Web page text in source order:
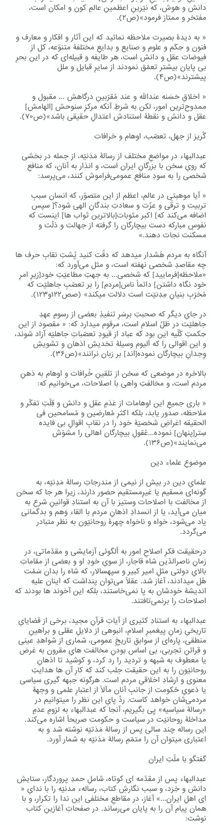
دانش و هوش، که نیّرینِ اعظمینِ عالمِ کون و امکان است،
مفتخر و ممتاز فرمود»(ص۲).
« به دیدۀ بصیرت ملاحظه نمائید که این آثار و افکار و معارف و
فنون و حِکَم و علوم و صنایع و بدایعِ مختلفۀ متنوّعه، کل از
فیوضات عقل و دانش است، هر طایفه و قبیله‌ای که در این بحرِ
بی پایان بیشتر تعمّق نمودند از سایرِ قبایل و ملل
پیشترند»(ص۴).
« اخلاقِ حَسَنه عندالله و عند مُقرّبینِ درگاهش ... مقبول و
ممدوح‌ترین امور، لکن به شرطِ آنکه مرکزِ سنوحش [الهامش]
عقل و دانش و نقطۀ استنادش اعتدالِ حقیقی باشد»(ص۷۰).
گُریز از جهل، تعصّب، اوهام و خرافات
عبدالبهاء در مواضعِ مختلف از رسالۀ مَدَنیّه، از جمله در بخشی
که رویِ سخن با بزرگانِ ایران است، و انذار به آنان، که منافعِ
شخصی را به سودِ منافعِ عمومی‌فراموش کنند، می‌پرسد:
« آیا موهبتی در عالم، اعظم از این متصوّر، که انسان سببِ
تربیت و ترقّی و عزّت و سعادتِ بندگانِ الهی شود؟[ سپس
اضافه می‌کند که] اکبر مثوبات[بالاترین ثواب ها] اینست که
نفوسِ مبارکه دست بیچارگان را گرفته از جهالت و ذلّت و
مسکنت نجات دهند.»
آنگاه به مردم هُشدار میدهد که دقّت کنید پُشتِ نقابِ حرف ها
چه مقاصدِ شخصی نهفته است، و مثل می‌آورد که:
«ملاحظه[فرمایید] که شخصی... به جهتِ مطاعیّتِ خود[زیرِ امرِ
خود نگاه داشتن] دائماً ناس[مردم] را بر تعصّبِ جاهلیّت که
مُخرّبِ بنیانِ مِدِنیّت است دلالت میکند» (صص۱۲۲و۱۲۳).
در جایِ دیگر که صحبتِ برسَرِ تنفیذِ بعضی از رسومِ عهدِ
جاهلیّت در ظلِّ اسلام است، مرقوم میدارد که: « مقصود از این
حِکمتِ کُلّیه این بود که عباد از قیودِ تعصّباتِ جاهلیّه آزاد شوند،
و این اقوالی را که اَلیوم وسیلۀ تخدیشِ اذهان و تشویشِ
وِجدانِ بیچارگان نموده[اند] بر زبان نرانند»(ص۳۶).
بالاخره در موضعی که سخن از تلقینِ خُرافات و اوهام به ذهنِ
مردم است، و مخالفتِ واهی با اصلاحات، می‌خوانیم که:
« باری جمیعِ این اوهامات از عَدَمِ عقل و دانش و قِلّتِ تفکّر و
ملاحظه، صدور یابد، بلکه اکثرِ مُعارضین و مُسامحین فی
الحقیقه اغراضِ شخصیّۀ خود را در نقابِ اقوالِ بی فایده
سِتر[پنهان] نموده...عُقولِ بیچارگان اهالی را مشوّش
می‌نمایند»(ص۱۳۶).
موضوعِ علماء دین
علمایِ دین در بیش از نیمی‌ از مندرجاتِ رسالۀ مَدِنیّه، به
گونه‌ای مسقیم یا غیرِمستقیم حضور دارند، زیرا هر جا که سخن
از مخالفت با اصلاحات وستیز با آن به استنادِ قوانینِ شرع به
میان می‌آید، یا از انسدادِ اذهانِ مردم با القاء وَهم و بدگمانی
یاد می‌شود، خواه و ناخواه چهرۀ روحانیّون به نظر متبادر
می‌گردد.
درحقیقت فکرِ اصلاحِ امور به اُلگوئی آزمایشی و مقدّماتی، در
زمانِ ناصرالدّین شاه قاجار، از سویِ خودِ او و بعضی از مقاماتِ
بالایِ دولتی مثلِ امیر کبیر و سپهسالار، که شاه را بدان سَمْت
هُل میدادند، آغاز شد. عقلاً می‌توان پنداشت که اینان علیهِ
اندیشۀ خودشان به پا نمی‌خاستند، بلکه این آخوند ها بودند که
اصلاحات را برنمی‌تافتند.
عبدالبهاء به استنادِ کثیری از آیاتِ قرآنِ مجید، برخی از قضایایِ
تاریخیِ زمانِ پیغمبرِ اسلام، انبوهی از دلایلِ عقلی و براهینِ
منطقی، پاره‌ای از سوابقِ تاریخِ عمومی، شماری از شواهدِ عینی
و قرائنِ تجربی، بی اساس بودنِ مخالفت هایِ مقرون به غرض
یا معطوف به شبهه و تردید را رد کرد، و کوشید تا اذهانِ
روحانیّون را به این حقیقت جلب کند که کارِ آن ها هدایتِ
معنوی و ارشادِ اخلاقیِ مردم است. هرگونه جبهه گیری سیاسی
یا دَعویِ حُکومت از جانبِ آنان مآلاً از اعتبارِ علمی‌ و وجهۀ
مردمی‌شان خواهد کاست. ردِّ پایِ این نظر را میتوانیم در
«رسالۀ سیاسیه» پِی بگیریم، آنجا که عبدالبهاء به لزومِ عدمِ
مداخلۀ روحانیّت در سیاست و حکومت صریحاً اشاره می‌کند.
این رساله چند سالی پس از رسالۀ مَدَتیّه نوشته شد و به
اعتباری میتوان آن را متمّمِ رسالۀ مَدَنیّه به شمار آورد.
گفتگو با ملّتِ ایران
عبدالبهاء پس از مقدّمه ای کوتاه، شاملِ حمدِ پروردگار، ستایشِ
دانش و خِرَد، و سبب نگارشِ کتاب، رسالهء مدنیّه را با ندایِ «
ای اهلِ ایران...» آغاز، در مقاطعِ مختلفی این ندا را تکرار، و با
همان پیام آن را به پایان می‌رساند. در صفحاتِ آغازینِ کتاب
نوشت: